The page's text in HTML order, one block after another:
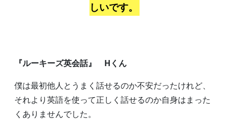
しいです。
『ルーキーズ英会話』 Hくん
僕は最初他人とうまく話せるのか不安だったけれど、
それより英語を使って正しく話せるのか自身はまった
くありませんでした。